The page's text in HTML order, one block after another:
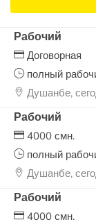
Рабочий
Договорная
полный
Душанбе,
Рабочий
4000 смн.
полный
Душанбе,
Рабочий
4000 смн.